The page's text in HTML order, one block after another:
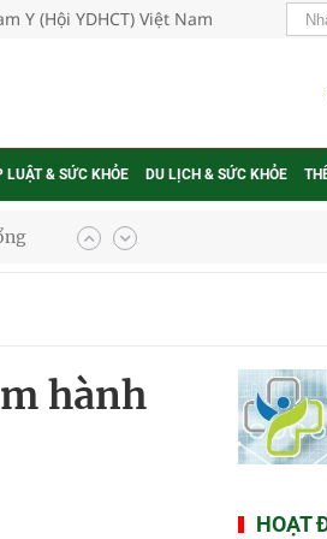
Y (Hội YDHCT) Việt Nam
LUẬT & SỨC KHỎE DU LỊCH & SỨC KHỎE
hành
HOẠT